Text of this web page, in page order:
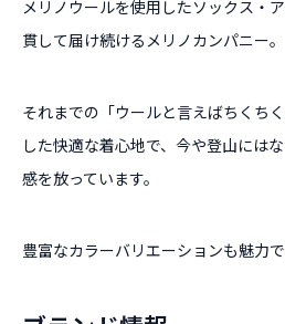
メリノウールを使用したソックス・
貫して届け続けるメリノカンパニー。
それまでの「ウールと言えばちくち
した快適な着心地で、今や登山には
感を放っています。
豊富なカラーバリエーションも魅力で